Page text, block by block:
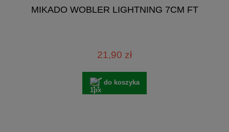
MIKADO WOBLER LIGHTNING 7CM FT
21,90 zł
do koszyka